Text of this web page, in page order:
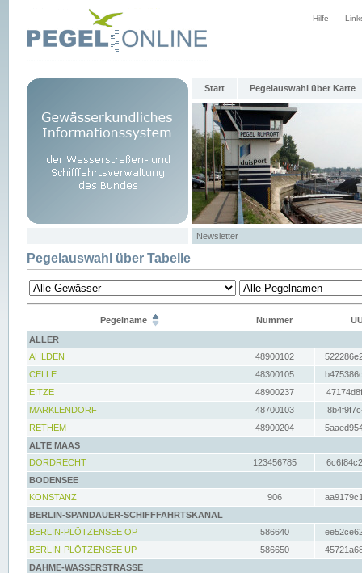
Hilfe
Start Pegelauswahl über Karte
Newsletter
Pegelauswahl über Tabelle
Pegelname Nummer
ALLER
AHLDEN
48900102
CELLE
48300105
EITZE
48900237
MARKLENDORF
48700103
RETHEM
48900204
ALTE MAAS
DORDRECHT
123456785
BODENSEE
KONSTANZ
906
BERLIN-SPANDAUER-SCHIFFFAHRTSKANAL
BERLIN-PLÖTZENSEE OP
586640
BERLIN-PLÖTZENSEE UP
586650
DAHME-WASSERSTRASSE